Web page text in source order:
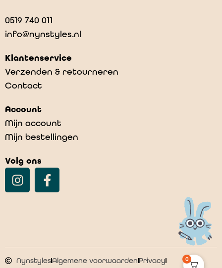
0519 740 011
info@nynstyles.nl
Klantenservice
Verzenden & retourneren
Contact
Account
Mijn account
Mijn bestellingen
Volg ons
NynstylesAlgemene voorwaardenPrivacy 0